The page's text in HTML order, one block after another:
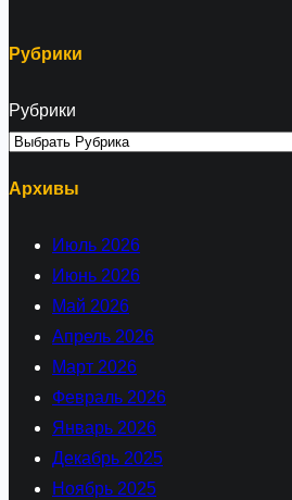
Рубрики
Рубрики
Архивы
Июль 2026
Июнь 2026
Май 2026
Апрель 2026
Март 2026
Февраль 2026
Январь 2026
Декабрь 2025
Ноябрь 2025